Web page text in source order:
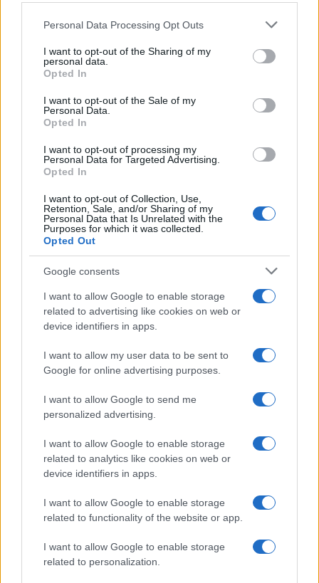
Please note that this website/app uses one or more Google
not limited to your visit or usage behaviour. You may click to
grant or deny consent to Google and its third-party tags to
use your data for below specified purposes in below Google
consent section.
Personal Data Processing Opt Outs
I want to opt-out of the Sharing of my
personal data.
Opted In
I want to opt-out of the Sale of my
Personal Data.
Opted In
I want to opt-out of processing my
Personal Data for Targeted Advertising.
Opted In
I want to opt-out of Collection, Use,
Retention, Sale, and/or Sharing of my
Personal Data that Is Unrelated with the
Purposes for which it was collected.
Opted Out
Google consents
I want to allow Google to enable storage
related to advertising like cookies on web or
device identifiers in apps.
I want to allow my user data to be sent to
Google for online advertising purposes.
I want to allow Google to send me
personalized advertising.
I want to allow Google to enable storage
related to analytics like cookies on web or
device identifiers in apps.
I want to allow Google to enable storage
related to functionality of the website or app.
I want to allow Google to enable storage
related to personalization.
Az antiszemitizmus növekedése
aggasztja a németországi zsidókat
Köves Slomó: a magyar zsidóság nem
politikai táborok kiszolgálója